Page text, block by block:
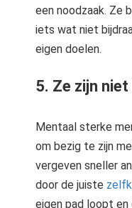
een noodzaak. Ze
iets wat niet
eigen doelen.
5. Ze zijn
Mentaal sterke
om bezig te zijn
vergeven sneller
door de juiste
eigen pad loopt en